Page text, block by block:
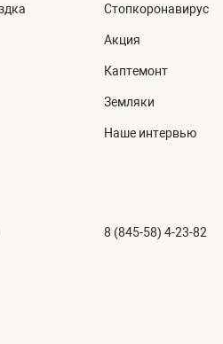
Стопкоронавирус
Акция
Каптемонт
Земляки
Наше интервью
8 (845-58) 4-23-82